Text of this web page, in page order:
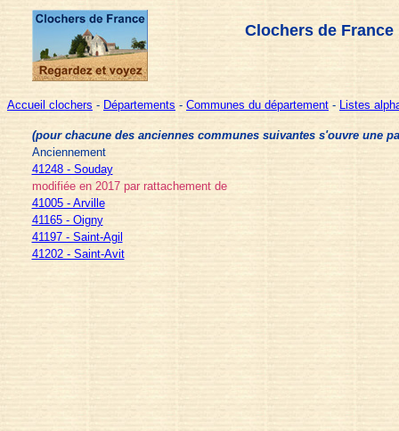
Clochers de
Accueil clochers - Départements - Communes du département - Listes
(pour chacune des anciennes communes suivantes s'ouvre une
Anciennement
41248 - Souday
modifiée en 2017 par rattachement de
41005 - Arville
41165 - Oigny
41197 - Saint-Agil
41202 - Saint-Avit